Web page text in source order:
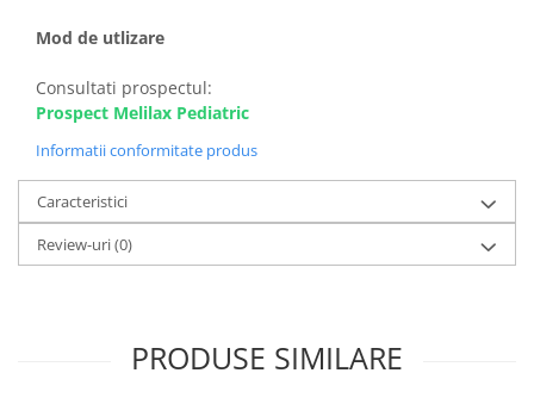
Mod de utlizare
Consultati prospectul:
Prospect Melilax Pediatric
Informatii conformitate produs
Caracteristici
Review-uri(0)
PRODUSE SIMILARE